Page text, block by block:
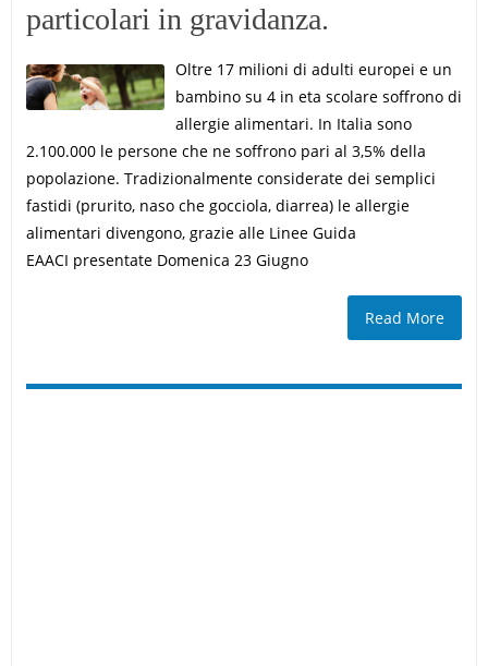
particolari in gravidanza.
Oltre 17 milioni di adulti europei e un
bambino su 4 in eta scolare soffrono di
allergie alimentari. In Italia sono
2.100.000 le persone che ne soffrono pari al 3,5% della
popolazione. Tradizionalmente considerate dei semplici
fastidi (prurito, naso che gocciola, diarrea) le allergie
alimentari divengono, grazie alle Linee Guida
EAACI presentate Domenica 23 Giugno
Read More